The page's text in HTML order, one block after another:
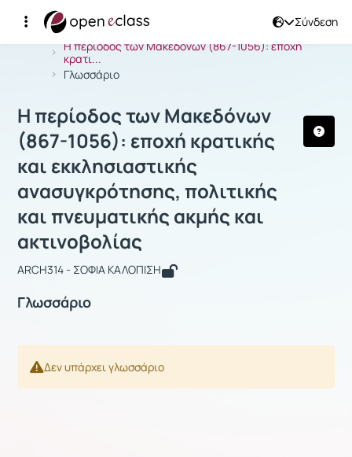
Σύνδεση
Αρχική Σελίδα
Η περίοδος των Μακεδόνων (867-1056): εποχή
κρατι...
Γλωσσάριο
Μάθημα : Η περίοδος των
Η περίοδος των Μακεδόνων
(867-1056): εποχή κρατικής
και εκκλησιαστικής
ανασυγκρότησης, πολιτικής
και πνευματικής ακμής και
ακτινοβολίας
ARCH314 - ΣΟΦΙΑ ΚΑΛΟΠΙΣΗ
Γλωσσάριο
Δεν υπάρχει γλωσσάριο